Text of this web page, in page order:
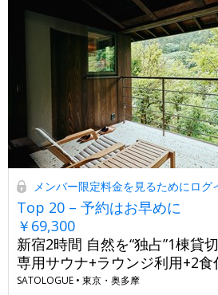
メンバー限定料金を見るためにログ
Top 20 – 予約はお早めに
￥69,300
新宿2時間 自然を“独占”1棟貸
専用サウナ+ラウンジ利用+2
SATOLOGUE • 東京・奥多摩